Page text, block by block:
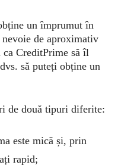
un împrumut în
de aproximativ
ca CreditPrime să îl
să puteți obține un
de două tipuri diferite:
este mică și, prin
rapid;